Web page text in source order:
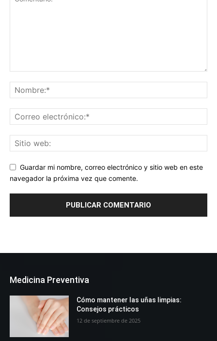
Guardar mi nombre, correo electrónico y sitio web en este
navegador la próxima vez que comente.
Medicina Preventiva
Cómo mantener las uñas limpias:
Consejos prácticos
12 de septiembre de 2025